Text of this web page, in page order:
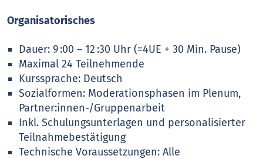
Organisatorisches
Dauer: 9 :00 – 12 :30 Uhr (=4UE + 30 Min. Pause)
Maximal 24 Teilnehmende
Kurssprache: Deutsch
Sozialformen: Moderationsphasen im Plenum,
Partner:innen-/Gruppenarbeit
Inkl. Schulungsunterlagen und personalisierter
Teilnahmebestätigung
Technische Voraussetzungen: Alle